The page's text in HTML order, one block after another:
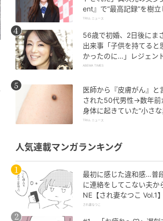
ent』で“最高記録”を樹立
「反則級」の【トップ女
TRILL ニュース
56歳で初婚、2日後にま
出来事「子供を持てると
かったのに…」レジェン
女が当時の心境を告白
ABEMA TIMES
医師から『皮膚がん』と
された50代男性→数年前
身体に起きていた“小さ
変”に「あのとき受診して
TRILL ニュース
人気連載マンガランキング
最初に感じた違和感…普
に連絡をしてこない夫か
NE【され妻なつこ Vol.1】
され妻なつこ